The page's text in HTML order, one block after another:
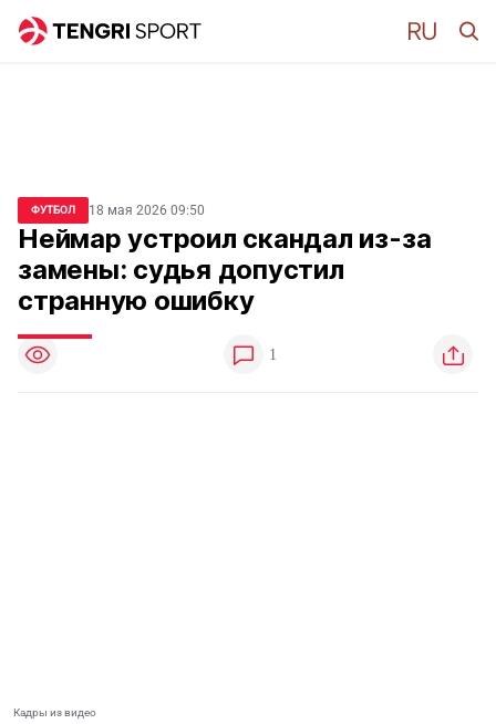
ФУТБОЛ 18 мая 2026 09:50
Неймар устроил скандал из-за
замены: судья допустил
странную ошибку
1
Кадры из видео